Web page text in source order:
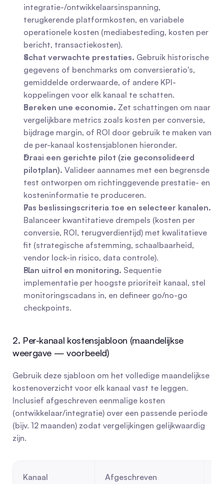
integratie-/ontwikkelaarsinspanning,
terugkerende platformkosten, en variabele
operationele kosten (mediabesteding, kosten per
bericht, transactiekosten).
Schat verwachte prestaties. Gebruik historische
gegevens of benchmarks om conversieratio's,
gemiddelde orderwaarde, of andere KPI-
koppelingen voor elk kanaal te schatten.
Bereken une economie. Zet schattingen om naar
vergelijkbare metrics zoals kosten per conversie,
bijdrage margin, of ROI door gebruik te maken van
de per-kanaal kostensjablonen hieronder.
Draai een gerichte pilot (zie geconsolideerd
pilotplan). Valideer aannames met een begrensde
test ontworpen om richtinggevende prestatie- en
kosteninformatie te produceren.
Pas beslissingscriteria toe en selecteer kanalen.
Balanceer kwantitatieve drempels (kosten per
conversie, ROI, terugverdientijd) met kwalitatieve
fit (strategische afstemming, schaalbaarheid,
vendor lock-in risico, data controle).
Plan uitrol en monitoring. Sequentie
implementatie per hoogste prioriteit kanaal, stel
monitoringscadans in, en defineer go/no-go
checkpoints.
2. Per-kanaal kostensjabloon (maandelijkse
weergave — voorbeeld)
Gebruik deze sjabloon om het volledige maandelijkse
kostenoverzicht voor elk kanaal vast te leggen.
Inclusief afgeschreven eenmalige kosten
(ontwikkelaar/integratie) over een passende periode
(bijv. 12 maanden) zodat vergelijkingen gelijkwaardig
zijn.
Kanaal Afgeschreven